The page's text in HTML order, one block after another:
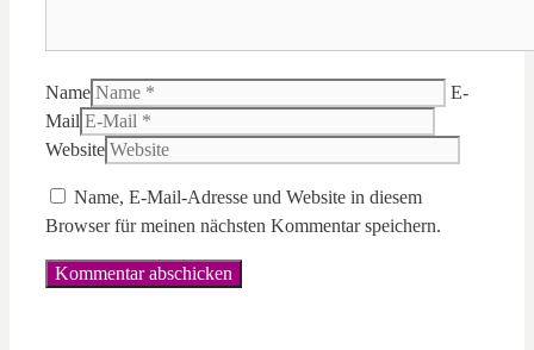
Name
E-
Mail
Website
Name, E-Mail-Adresse und Website in diesem
Browser für meinen nächsten Kommentar speichern.